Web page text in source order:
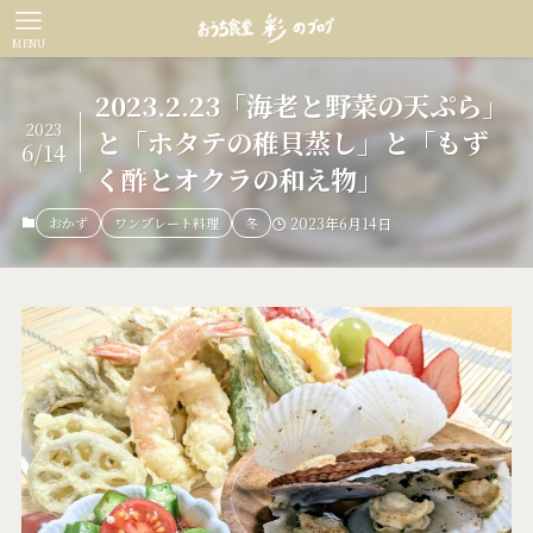
MENU
2023.2.23「海老と野菜の天ぷら」
と「ホタテの稚貝蒸し」と「もず
く酢とオクラの和え物」
2023
6/14
おかず ワンプレート料理 冬 2023年6月14日